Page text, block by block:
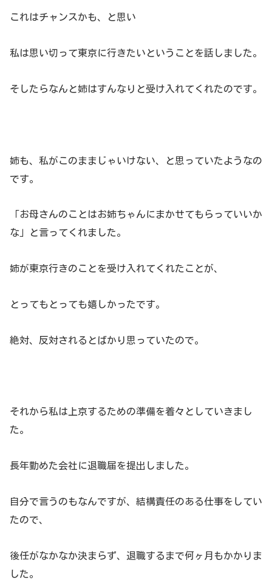
これはチャンスかも、と思い
私は思い切って東京に行きたいということを話しました。
そしたらなんと姉はすんなりと受け入れてくれたのです。
姉も、私がこのままじゃいけない、と思っていたようなの
です。
「お母さんのことはお姉ちゃんにまかせてもらっていいか
な」と言ってくれました。
姉が東京行きのことを受け入れてくれたことが、
とってもとっても嬉しかったです。
絶対、反対されるとばかり思っていたので。
それから私は上京するための準備を着々としていきまし
た。
長年勤めた会社に退職届を提出しました。
自分で言うのもなんですが、結構責任のある仕事をしてい
たので、
後任がなかなか決まらず、退職するまで何ヶ月もかかりま
した。